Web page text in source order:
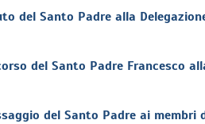
del Santo Padre alla
del Santo Padre Francesco
del Santo Padre ai